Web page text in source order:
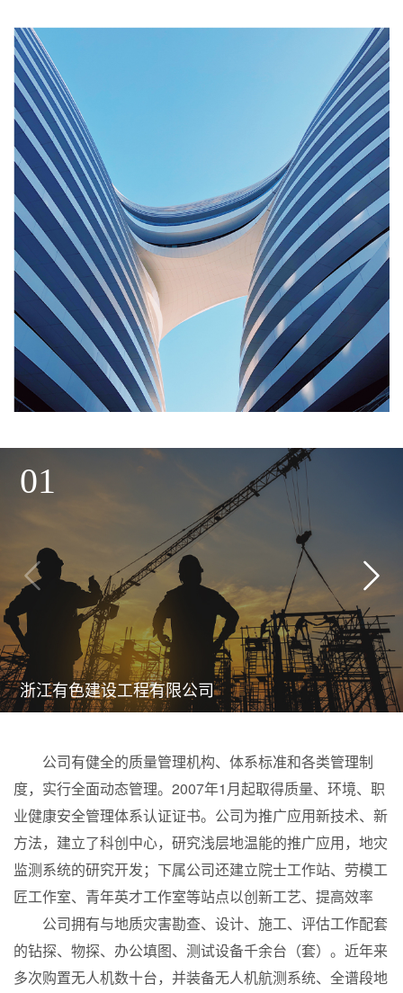
01
浙江有色建设工程有限公司
公司有健全的质量管理机构、体系标准和各类管理制
度，实行全面动态管理。2007年1月起取得质量、环境、职
业健康安全管理体系认证证书。公司为推广应用新技术、新
方法，建立了科创中心，研究浅层地温能的推广应用，地灾
监测系统的研究开发；下属公司还建立院士工作站、劳模工
匠工作室、青年英才工作室等站点以创新工艺、提高效率
公司拥有与地质灾害勘查、设计、施工、评估工作配套
的钻探、物探、办公填图、测试设备千余台（套）。近年来
多次购置无人机数十台，并装备无人机航测系统、全谱段地